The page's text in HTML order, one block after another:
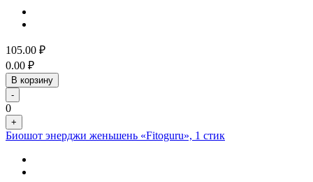
105.00 ₽
0.00 ₽
В корзину
-
0
+
Биошот энерджи женьшень «Fitoguru», 1 стик